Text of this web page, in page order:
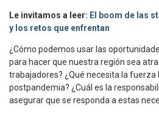
Le invitamos a leer: El boom de las
y los retos que enfrentan
¿Cómo podemos usar las
para hacer que nuestra región sea
trabajadores? ¿Qué necesita la fuerza
postpandemia? ¿Cuál es la
asegurar que se responda a estas